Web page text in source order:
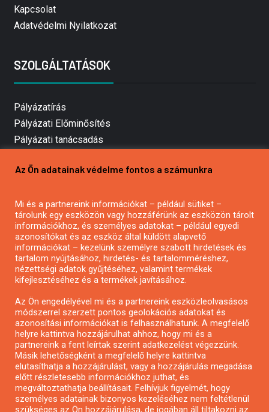
Kapcsolat
Adatvédelmi Nyilatkozat
SZOLGÁLTATÁSOK
Pályázatírás
Pályázati Előminősítés
Pályázati tanácsadás
Mezőgazdasági pályázatírás
Pályázatírás civil szervezeteknek
Pályázatírás önkormányzatoknak
Pályázatfigyelés
Specifikus pályázatfigyelés vagy hírlevél
Pályázatok magánszemélyeknek
Pályázatok civil szervezeteknek
Pályázatok vállalkozásoknak
Önkormányzati pályázatok
Mezőgazdasági pályázatok
Az Ön adatainak védelme fontos a számunkra
Mi és a partnereink információkat – például sütiket –
tárolunk egy eszközön vagy hozzáférünk az eszközön tárolt
információkhoz, és személyes adatokat – például egyedi
azonosítókat és az eszköz által küldött alapvető
információkat – kezelünk személyre szabott hirdetések és
tartalom nyújtásához, hirdetés- és tartalomméréshez,
nézettségi adatok gyűjtéséhez, valamint termékek
kifejlesztéséhez és a termékek javításához.
Az Ön engedélyével mi és a partnereink eszközleolvasásos
módszerrel szerzett pontos geolokációs adatokat és
azonosítási információkat is felhasználhatunk. A megfelelő
helyre kattintva hozzájárulhat ahhoz, hogy mi és a
partnereink a fent leírtak szerint adatkezelést végezzünk.
Másik lehetőségként a megfelelő helyre kattintva
elutasíthatja a hozzájárulást, vagy a hozzájárulás megadása
előtt részletesebb információkhoz juthat, és
megváltoztathatja beállításait. Felhívjuk figyelmét, hogy
személyes adatainak bizonyos kezeléséhez nem feltétlenül
szükséges az Ön hozzájárulása, de jogában áll tiltakozni az